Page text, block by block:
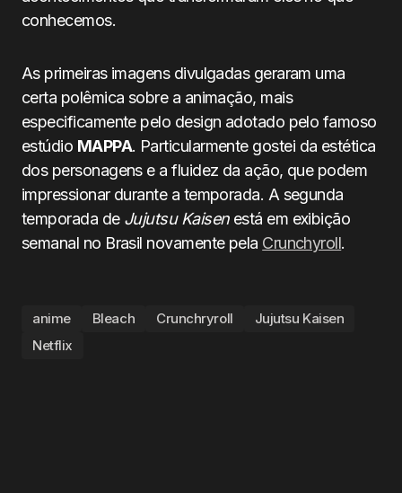
conhecemos.
As primeiras imagens divulgadas geraram uma
certa polêmica sobre a animação, mais
especificamente pelo design adotado pelo famoso
estúdio MAPPA. Particularmente gostei da estética
dos personagens e a fluidez da ação, que podem
impressionar durante a temporada. A segunda
temporada de Jujutsu Kaisenestá em exibição
semanal no Brasil novamente pela Crunchyroll.
anime Bleach Crunchryroll
Jujutsu Kaisen
Netflix